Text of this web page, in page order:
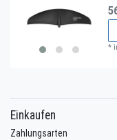
*
Einkaufen
Zahlungsarten